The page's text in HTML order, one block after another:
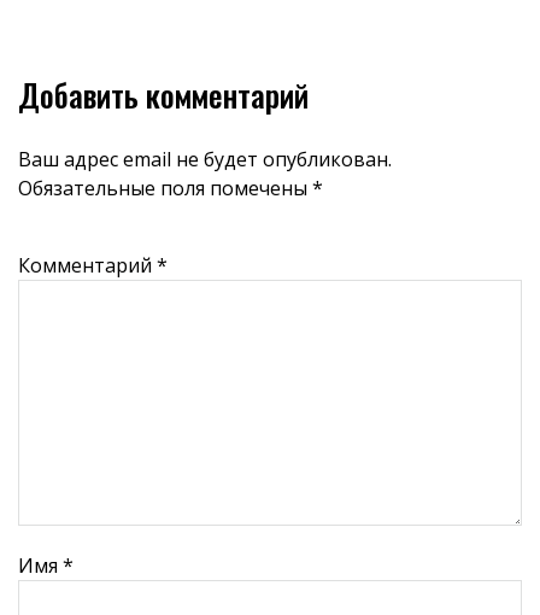
Добавить комментарий
Ваш адрес email не будет опубликован.
Обязательные поля помечены *
Комментарий *
Имя *